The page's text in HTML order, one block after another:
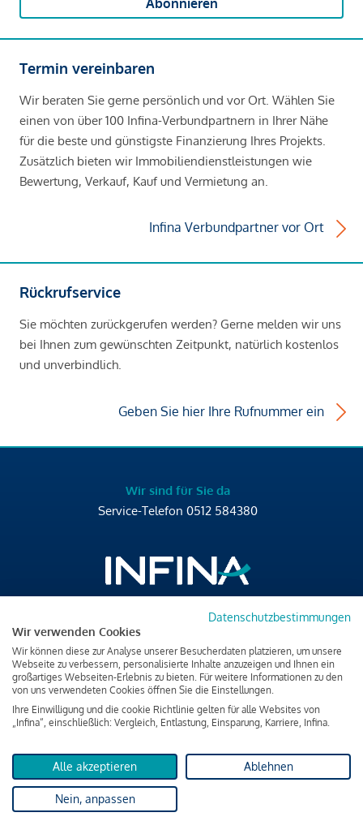
Termin vereinbaren
Wir beraten Sie gerne persönlich und vor Ort. Wählen Sie
einen von über 100 Infina-Verbundpartnern in Ihrer Nähe
für die beste und günstigste Finanzierung Ihres Projekts.
Zusätzlich bieten wir Immobiliendienstleistungen wie
Bewertung, Verkauf, Kauf und Vermietung an.
Infina Verbundpartner vor Ort
Rückrufservice
Sie möchten zurückgerufen werden? Gerne melden wir uns
bei Ihnen zum gewünschten Zeitpunkt, natürlich kostenlos
und unverbindlich.
Geben Sie hier Ihre Rufnummer ein
Wir sind für Sie da
Service-Telefon 0512 584380
Brixner Straße 2/4
6020 Innsbruck
T+43 512 584380
office@infina.at
Impressum
Datenschutz & Cookies
Datenschutzbestimmungen
Wir verwenden Cookies
Wir können diese zur Analyse unserer Besucherdaten platzieren, um unsere
Webseite zu verbessern, personalisierte Inhalte anzuzeigen und Ihnen ein
großartiges Webseiten-Erlebnis zu bieten. Für weitere Informationen zu den
von uns verwendeten Cookies öffnen Sie die Einstellungen.
Ihre Einwilligung und die cookie Richtlinie gelten für alle Websites von
„Infina“, einschließlich: Vergleich, Entlastung, Einsparung, Karriere, Infina.
Alle akzeptieren Ablehnen
Nein, anpassen